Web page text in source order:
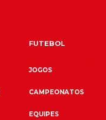
FUTEBOL
JOGOS
CAMPEONATOS
EQUIPES